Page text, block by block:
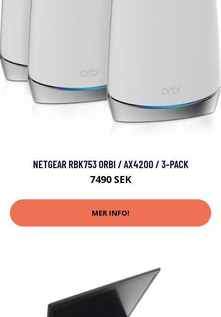
NETGEAR RBK753 ORBI / AX4200 / 3-PACK
7490 SEK
MER INFO!